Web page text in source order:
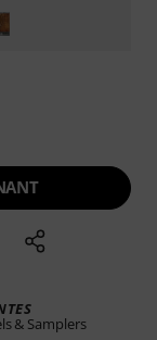
& Samplers